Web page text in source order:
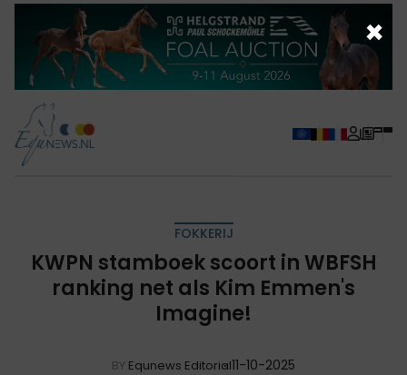
FOKKERIJ
KWPN stamboek scoort in WBFSH
ranking net als Kim Emmen's
Imagine!
BY Equnews Editorial11-10-2025
×